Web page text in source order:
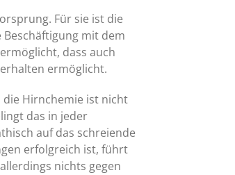
Für sie ist die
mit dem
dass auch
ermöglicht.
Hirnchemie ist nicht
das in jeder
auf das schreiende
erfolgreich ist, führt
nichts gegen